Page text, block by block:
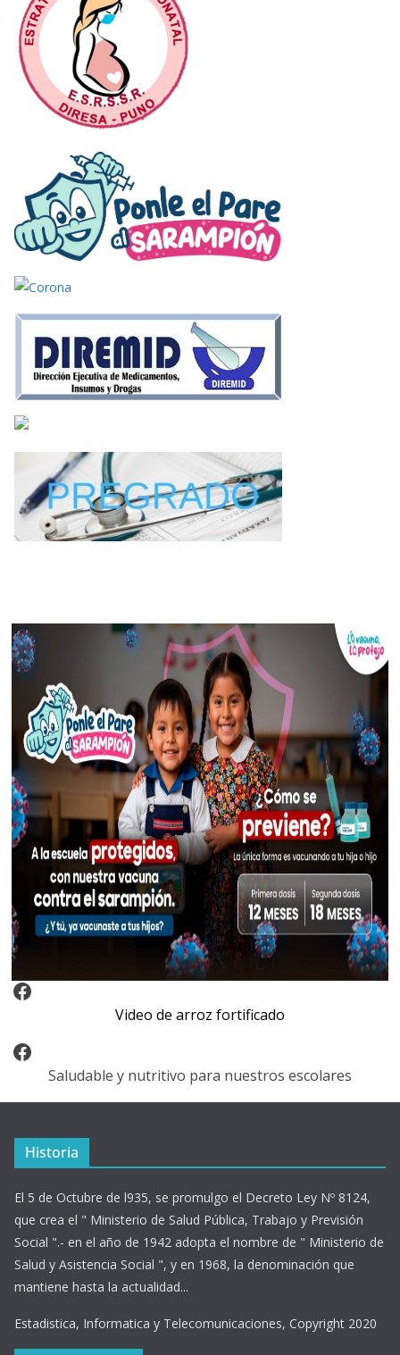
Video Arroz Fortificado
Video de arroz fortificado
Facebook
Saludable y nutritivo para nuestros escolares
Historia
El 5 de Octubre de l935, se promulgo el Decreto Ley Nº 8124,
que crea el " Ministerio de Salud Pública, Trabajo y Previsión
Social ".- en el año de 1942 adopta el nombre de " Ministerio de
Salud y Asistencia Social ", y en 1968, la denominación que
mantiene hasta la actualidad...
Estadistica, Informatica y Telecomunicaciones, Copyright 2020